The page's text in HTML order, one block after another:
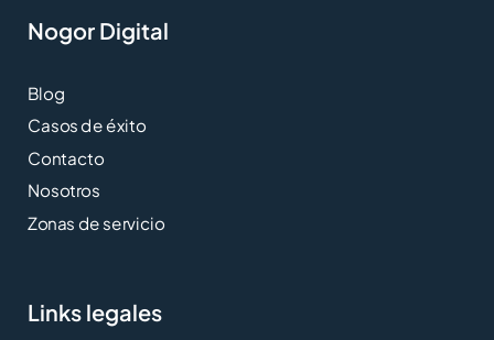
Nogor Digital
Blog
Casos de éxito
Contacto
Nosotros
Zonas de servicio
Links legales